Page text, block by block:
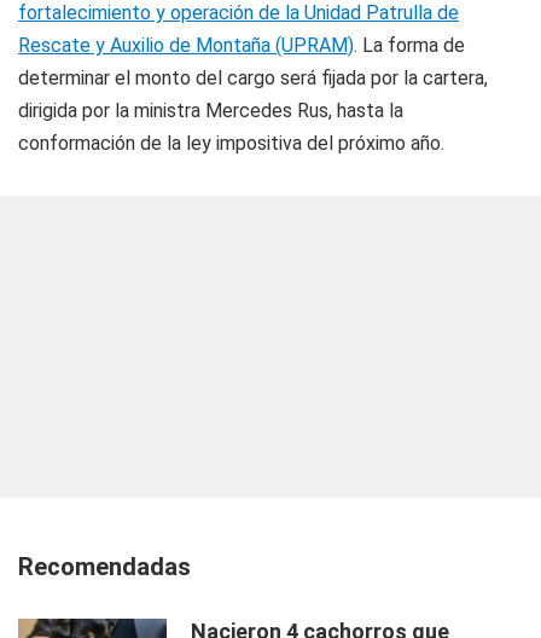
fortalecimiento y operación de la Unidad Patrulla de
Rescate y Auxilio de Montaña (UPRAM). La forma de
determinar el monto del cargo será fijada por la cartera,
dirigida por la ministra Mercedes Rus, hasta la
conformación de la ley impositiva del próximo año.
Recomendadas
Nacieron 4 cachorros que